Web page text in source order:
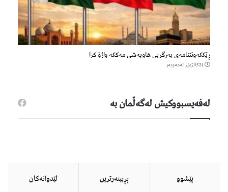
ڕێککەوتتنامەی بەرگریی هاوبەشی مەککە واژۆ کرا
21كاتژمێر لەمەوبەر
لەفەیسبووكیش لەگەڵمان بە
پێشوو پڕبینەرترین لێدوانەكان